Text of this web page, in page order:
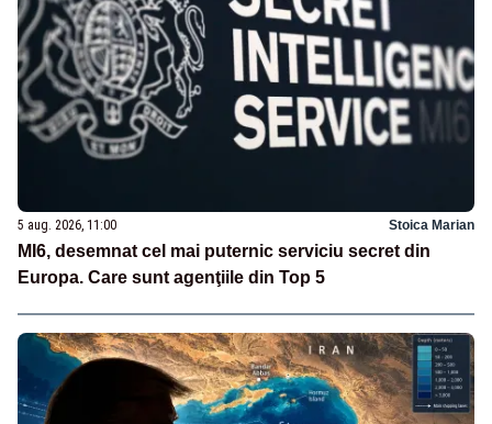
5 aug. 2026, 11:00 Stoica Marian
MI6, desemnat cel mai puternic serviciu secret din
Europa. Care sunt agenţiile din Top 5